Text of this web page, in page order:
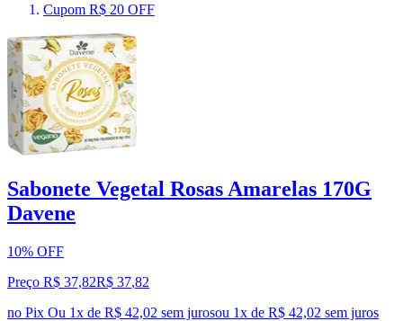
Cupom R$ 20 OFF
Sabonete Vegetal Rosas Amarelas 170G
Davene
10% OFF
Preço R$ 37,82R$ 37,82
no Pix Ou 1x de R$ 42,02 sem jurosou 1x de R$ 42,02 sem juros